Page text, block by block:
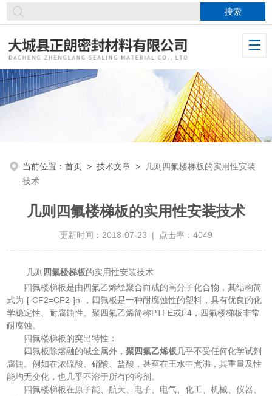
当前位置：首页 >技术文章 >
几则四氟楼梯板的实用性安装
技术
几则四氟楼梯板的实用性安装技术
更新时间：2018-07-23 | 点击率：4049
几则 四氟楼梯板的实用性安装技术
四氟楼梯板是由四氟乙烯经聚合而成的高分子化合物，其结构简
式为-[-CF2=CF2-]n-，四氟板是一种耐腐蚀性的塑料，具有优良的化
学稳定性、耐腐蚀性。聚四氟乙烯简称PTFE或F4，四氟楼梯板非常
耐腐蚀。
四氟楼梯板的突出特性：
四氟板除熔融的碱金属外，聚四氟乙烯板 几乎不受任何化学试剂
腐蚀。例如在浓硫酸、硝酸、盐酸，甚至在王水中煮沸，其重量及性
能均无变化，也几乎不溶于所有的溶剂。
四氟楼梯板在原子能、航天、电子、电气、化工、机械、仪器、